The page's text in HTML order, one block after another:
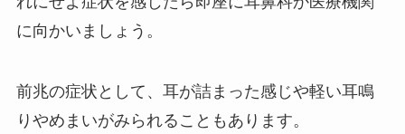
に向かいましょう。
前兆の症状として、耳が詰まった感じや軽い耳鳴
りやめまいがみられることもあります。